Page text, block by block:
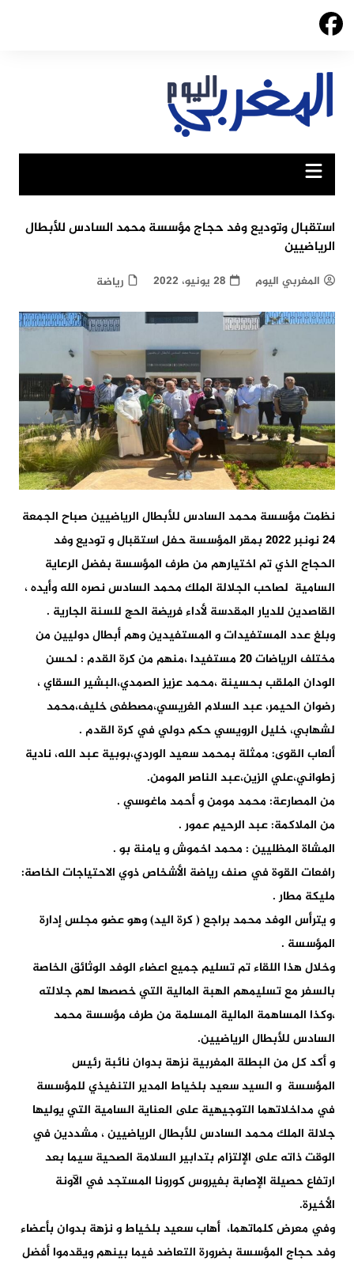
Skip
استقبال وتوديع وفد حجاج مؤسسة محمد السادس للأبطال
الرياضيين
المغربي اليوم 28 يونيو، 2022 رياضة
نظمت مؤسسة محمد السادس للأبطال الرياضيين صباح الجمعة
24 نونبر 2022 بمقر المؤسسة حفل استقبال و توديع وفد
الحجاج الذي تم اختيارهم من طرف المؤسسة بفضل الرعاية
السامية لصاحب الجلالة الملك محمد السادس نصره الله وأيده ،
القاصدين للديار المقدسة لأداء فريضة الحج للسنة الجارية .
وبلغ عدد المستفيدات و المستفيدين وهم أبطال دوليين من
مختلف الرياضات 20 مستفيدا ،منهم من كرة القدم : لحسن
الودان الملقب بحسينة ،محمد عزيز الصمدي،البشير السقاي ،
رضوان الحيمر، عبد السلام الغريسي،مصطفى خليف،محمد
لشهابي، خليل الرويسي حكم دولي في كرة القدم .
ألعاب القوى: ممثلة بمحمد سعيد الوردي،بوبية عبد الله، نادية
زطواني،علي الزين،عبد الناصر المومن.
من المصارعة: محمد مومن و أحمد ماغوسي .
من الملاكمة: عبد الرحيم عمور .
المشاة المظليين : محمد اخموش و يامنة بو .
رافعات القوة في صنف رياضة الأشخاص ذوي الاحتياجات الخاصة:
مليكة مطار .
و يترأس الوفد محمد براجع ( كرة اليد) وهو عضو مجلس إدارة
المؤسسة .
وخلال هذا اللقاء تم تسليم جميع اعضاء الوفد الوثائق الخاصة
بالسفر مع تسليمهم الهبة المالية التي خصصها لهم جلالته
،وكذا المساهمة المالية المسلمة من طرف مؤسسة محمد
السادس للأبطال الرياضيين.
و أكد كل من البطلة المغربية نزهة بدوان نائبة رئيس
المؤسسة و السيد سعيد بلخياط المدير التنفيذي للمؤسسة
في مداخلاتهما التوجيهية على العناية السامية التي يوليها
جلالة الملك محمد السادس للأبطال الرياضيين ، مشددين في
الوقت ذاته على الإلتزام بتدابير السلامة الصحية سيما بعد
ارتفاع حصيلة الإصابة بفيروس كورونا المستجد في الآونة
الأخيرة.
وفي معرض كلماتهما، أهاب سعيد بلخياط و نزهة بدوان بأعضاء
وفد حجاج المؤسسة بضرورة التعاضد فيما بينهم ويقدموا أفضل